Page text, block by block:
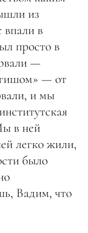
из
впали в
просто в
—
— от
и мы
в ней
легко жили,
было
Вадим, что